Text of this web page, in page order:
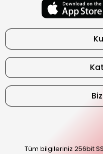
Tüm bilgileriniz 256bit